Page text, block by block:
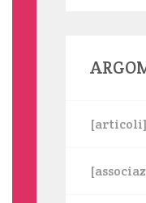
[articoli]